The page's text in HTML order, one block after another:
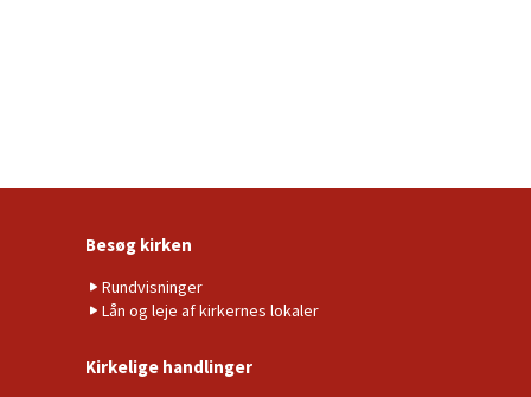
Besøg kirken
Rundvisninger
Lån og leje af kirkernes lokaler
Kirkelige handlinger